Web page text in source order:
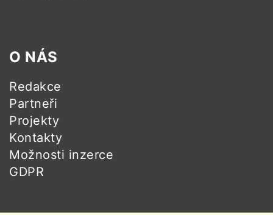
O NÁS
Redakce
Partneři
Projekty
Kontakty
Možnosti inzerce
GDPR